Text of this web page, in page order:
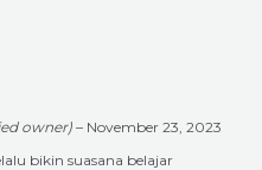
owner)– November 23, 2023
bikin suasana belajar